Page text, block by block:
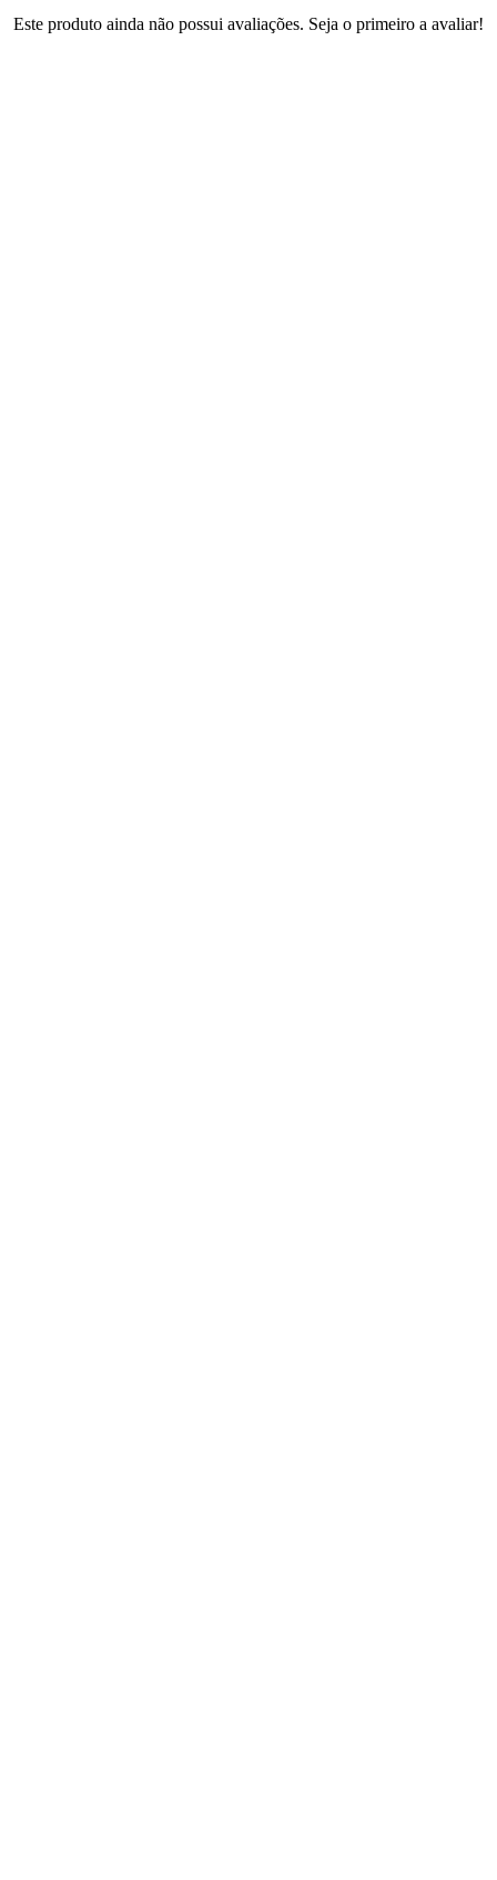
Este produto ainda não possui avaliações. Seja o primeiro a avaliar!